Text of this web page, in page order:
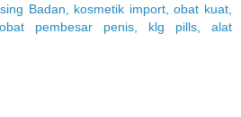
Badan, kosmetik import, obat kuat,
pembesar penis, klg pills, alat